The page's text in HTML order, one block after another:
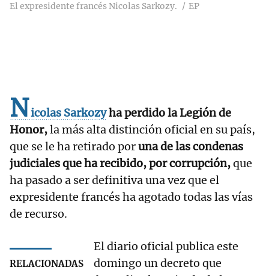
El expresidente francés Nicolas Sarkozy. EP
Nicolas Sarkozyha perdido la Legión de
Honor,la más alta distinción oficial en su país,
que se le ha retirado poruna de las condenas
judiciales que ha recibido, por corrupción,que
ha pasado a ser definitiva una vez que el
expresidente francés ha agotado todas las vías
de recurso.
RELACIONADAS
El diario oficial publica este
domingo un decreto que